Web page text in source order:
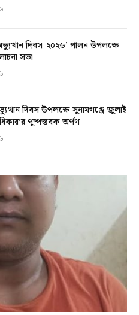
দিবস-২০২৬’ পালন উপলক্ষে
সভা
দিবস উপলক্ষে সুনামগঞ্জে জুলাই
পুষ্পস্তবক অর্পণ